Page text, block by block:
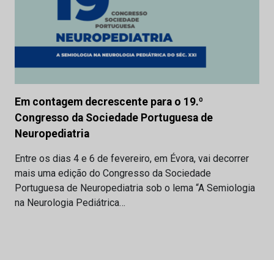
Em contagem decrescente para o 19.º
Congresso da Sociedade Portuguesa de
Neuropediatria
Entre os dias 4 e 6 de fevereiro, em Évora, vai decorrer
mais uma edição do Congresso da Sociedade
Portuguesa de Neuropediatria sob o lema “A Semiologia
na Neurologia Pediátrica…